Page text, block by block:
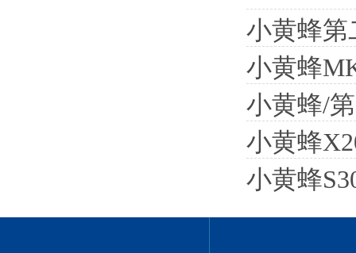
小黄蜂第
小黄蜂
小黄蜂/
小黄蜂
小黄蜂